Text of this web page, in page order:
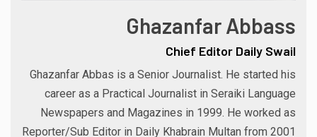
Ghazanfar Abbass
Chief Editor Daily Swail
Ghazanfar Abbas is a Senior Journalist. He started his
career as a Practical Journalist in Seraiki Language
Newspapers and Magazines in 1999. He worked as
Reporter/Sub Editor in Daily Khabrain Multan from 2001